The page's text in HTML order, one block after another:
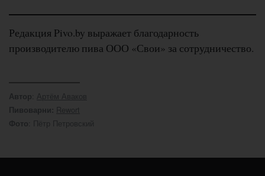
Редакция Pivo.by выражает благодарность
производителю пива ООО «Свои» за сотрудничество.
Автор Артём Аваков
Пивоварни: Rewort
Фото : Пётр Петровский